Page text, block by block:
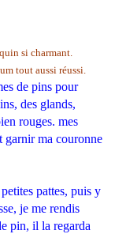
si charmant.
tout aussi réussi.
de pins pour
des glands,
rouges. mes
garnir ma couronne
pattes, puis y
je me rendis
pin, il la regarda